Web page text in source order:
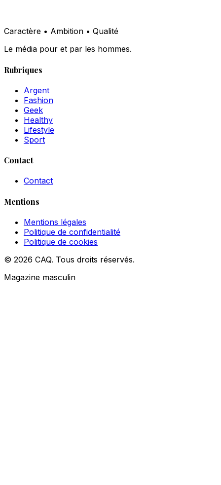
Caractère • Ambition • Qualité
Le média pour et par les hommes.
Rubriques
Argent
Fashion
Geek
Healthy
Lifestyle
Sport
Contact
Contact
Mentions
Mentions légales
Politique de confidentialité
Politique de cookies
© 2026 CAQ. Tous droits réservés.
Magazine masculin